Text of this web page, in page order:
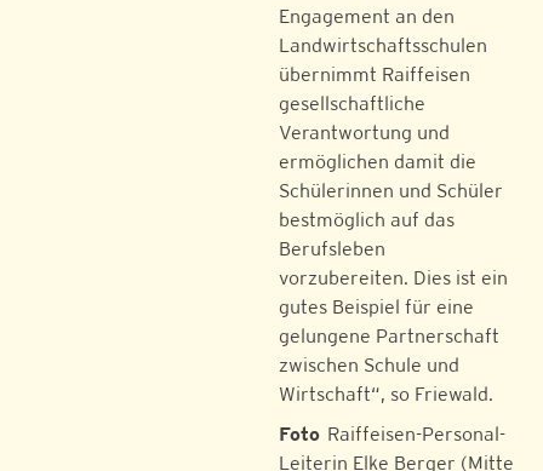
Engagement an den
Landwirtschaftsschulen
übernimmt Raiffeisen
gesellschaftliche
Verantwortung und
ermöglichen damit die
Schülerinnen und Schüler
bestmöglich auf das
Berufsleben
vorzubereiten. Dies ist ein
gutes Beispiel für eine
gelungene Partnerschaft
zwischen Schule und
Wirtschaft“, so Friewald.
Foto Raiffeisen-Personal-
Leiterin Elke Berger (Mitte